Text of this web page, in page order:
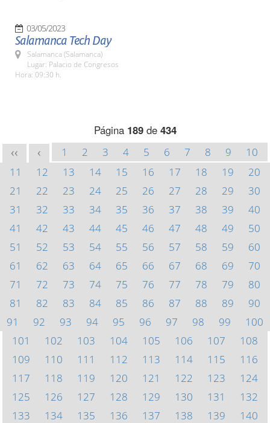
03/05/2023
Salamanca Tech Day
Salamanca (Salamanca)
Lugar: Palacio de Congresos
Hora: 09:30 h.
Página 189de 434
<< < 1 2 3 4 5 6 7 8 9
10
11
12 13 14 15 16 17 18 19
20
21
22 23 24 25 26 27 28 29
30
31
32 33 34 35 36 37 38 39
40
41
42 43 44 45 46 47 48 49
50
51
52 53 54 55 56 57 58 59
60
61
62 63 64 65 66 67 68 69
70
71
72 73 74 75 76 77 78 79
80
81
82 83 84 85 86 87 88 89
90
91
92 93 94 95 96 97 98 99
100
101
102 103 104 105 106 107
108
109
110 111 112 113 114 115
116
117
118 119 120 121 122 123
124
125
126 127 128 129 130 131
132
133
134 135 136 137 138 139
140